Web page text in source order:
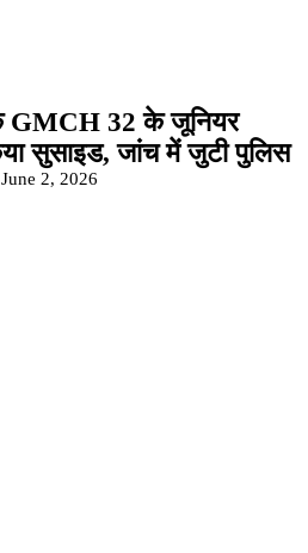
GMCH 32 के जूनियर
सुसाइड, जांच में जुटी पुलिस
June 2, 2026